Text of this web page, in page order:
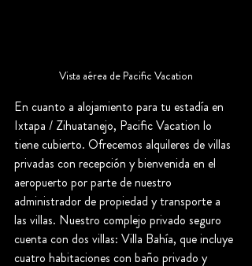
Vista aérea de Pacific Vacation
En cuanto a alojamiento para tu estadía en
Ixtapa / Zihuatanejo, Pacific Vacation lo
tiene cubierto. Ofrecemos alquileres de villas
privadas con recepción y bienvenida en el
aeropuerto por parte de nuestro
administrador de propiedad y transporte a
las villas. Nuestro complejo privado seguro
cuenta con dos villas: Villa Bahía, que incluye
cuatro habitaciones con baño privado y